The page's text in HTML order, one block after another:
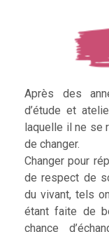
Après des
d’étude et
laquelle il ne se
de changer.
Changer pour
de respect de
du vivant, tels
étant faite de
chance